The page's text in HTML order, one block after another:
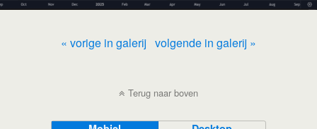
« vorige in galerij volgende in galerij »
Terug naar boven